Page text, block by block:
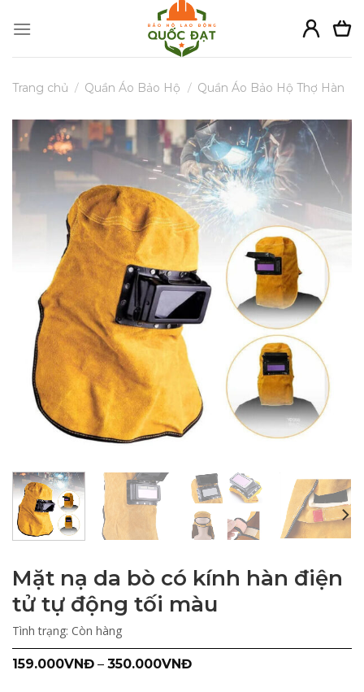
Trang chủ / Quần Áo Bảo Hộ / Quần Áo Bảo Hộ Thợ Hàn
Mặt nạ da bò có kính hàn điện
tử tự động tối màu
Tình trạng: Còn hàng
159.000VNĐ – 350.000VNĐ